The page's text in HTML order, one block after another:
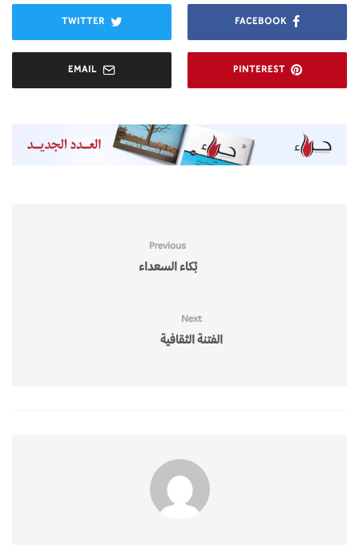
FACEBOOK
TWITTER
PINTEREST
EMAIL
Previous
بُكاء السعداء
Next
الفتنة الثقافية